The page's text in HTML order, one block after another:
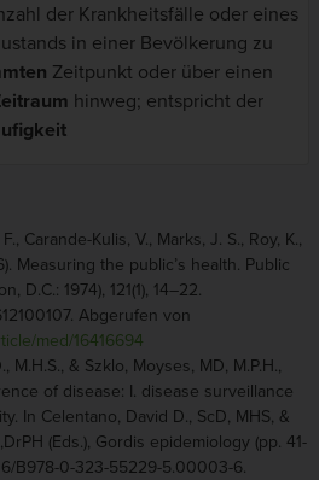
der Krankheitsfälle oder eines
in einer Bevölkerung zu
Zeitpunkt oder über einen
hinweg; entspricht der
Carande-Kulis, V., Marks, J. S., Roy, K.,
Measuring the public’s health. Public
D.C.: 1974), 121(1), 14–22.
Abgerufen von
med/16416694
M.H.S., & Szklo, Moyses, MD, M.P.H.,
of disease: I. disease surveillance
In Celentano, David D., ScD, MHS, &
(Eds.), Gordis epidemiology (pp. 41-
B978-0-323-55229-5.00003-6.